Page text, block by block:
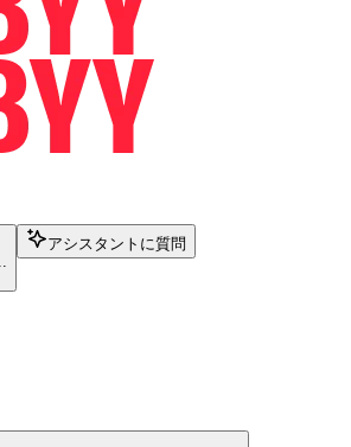
アシスタントに質問